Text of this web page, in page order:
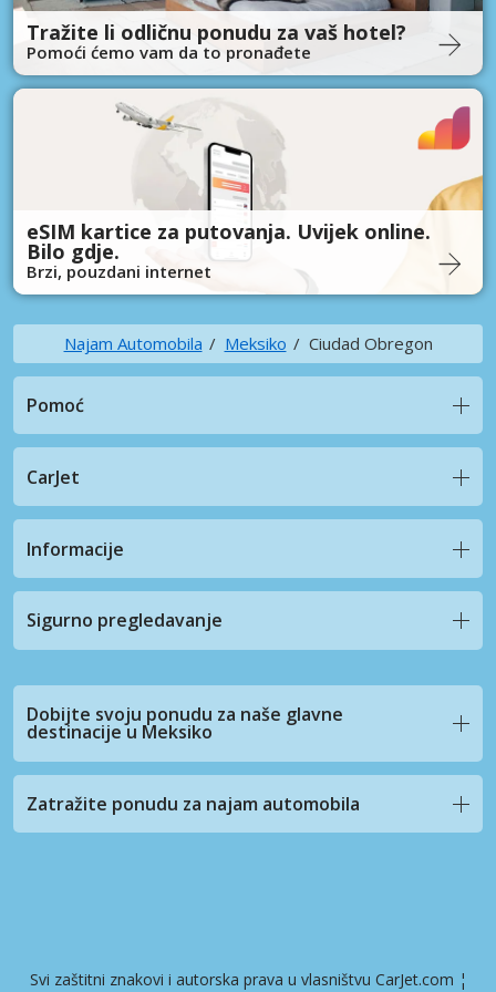
Tražite li odličnu ponudu za vaš hotel?
Pomoći ćemo vam da to pronađete
eSIM kartice za putovanja. Uvijek online.
Bilo gdje.
Brzi, pouzdani internet
Najam Automobila Meksiko Ciudad Obregon
Pomoć
CarJet
Informacije
Sigurno pregledavanje
Dobijte svoju ponudu za naše glavne
destinacije u Meksiko
Zatražite ponudu za najam automobila
Svi zaštitni znakovi i autorska prava u vlasništvu CarJet.com ¦